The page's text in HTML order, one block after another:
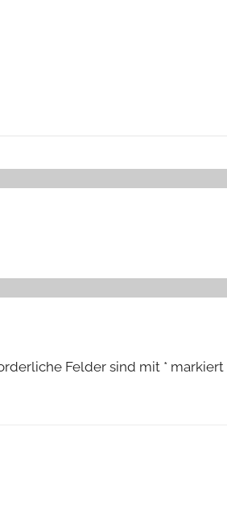
Felder sind mit * markiert